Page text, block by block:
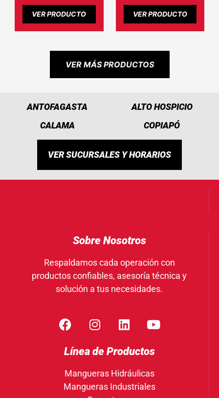
VER PRODUCTO VER PRODUCTO
VER MÁS PRODUCTOS
ANTOFAGASTA
ALTO HOSPICIO
CALAMA
COPIAPÓ
VER SUCURSALES Y HORARIOS
Sobre Nosotros
Respaldamos cada operación con
productos confiables, asesoría técnica y
solución a tus necesidades.
Línea de Productos
Mangueras Hidráulicas
Mangueras Industriales